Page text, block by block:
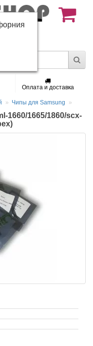
Оплата и доставка
Чипы для Samsung
1660/1665/1860/scx-